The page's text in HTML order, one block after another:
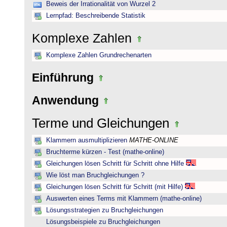
Beweis der Irrationalität von Wurzel 2
Lernpfad: Beschreibende Statistik
Komplexe Zahlen
Komplexe Zahlen Grundrechenarten
Einführung
Anwendung
Terme und Gleichungen
Klammern ausmultiplizieren MATHE-ONLINE
Bruchterme kürzen - Test (mathe-online)
Gleichungen lösen Schritt für Schritt ohne Hilfe
Wie löst man Bruchgleichungen ?
Gleichungen lösen Schritt für Schritt (mit Hilfe)
Auswerten eines Terms mit Klammern (mathe-online)
Lösungsstrategien zu Bruchgleichungen
Lösungsbeispiele zu Bruchgleichungen